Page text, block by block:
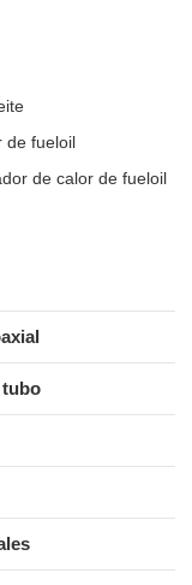
de fueloil
de calor de fueloil
tubo